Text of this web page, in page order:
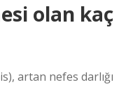
olan kaç
artan nefes darlığı